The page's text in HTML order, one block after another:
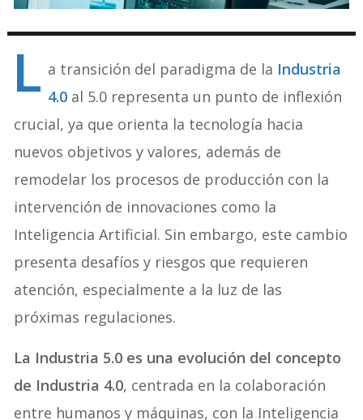
L a transición del paradigma de la Industria
4.0 al 5.0 representa un punto de inflexión
crucial, ya que orienta la tecnología hacia
nuevos objetivos y valores, además de
remodelar los procesos de producción con la
intervención de innovaciones como la
Inteligencia Artificial. Sin embargo, este cambio
presenta desafíos y riesgos que requieren
atención, especialmente a la luz de las
próximas regulaciones.
La Industria 5.0 es una evolución del concepto
de Industria 4.0, centrada en la colaboración
entre humanos y máquinas, con la Inteligencia